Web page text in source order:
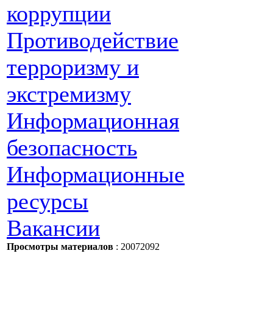
коррупции
Противодействие
терроризму и
экстремизму
Информационная
безопасность
Информационные
ресурсы
Вакансии
Просмотры материалов : 20072092